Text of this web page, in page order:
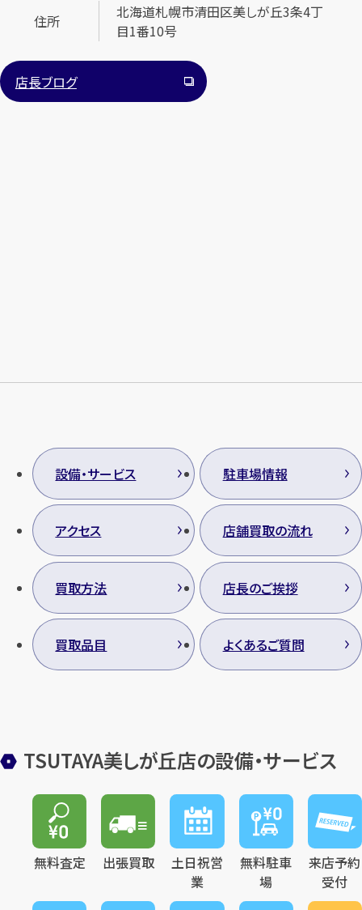
最短1分！今すぐ査定金額をお伝えいたします
住所
北海道札幌市清田区美しが丘3条4丁
目1番10号
店長ブログ
設備・サービス 駐車場情報
アクセス 店舗買取の流れ
買取方法 店長のご挨拶
買取品目 よくあるご質問
TSUTAYA美しが丘店の設備・サービス
無料査定 出張買取
土日祝営
業
無料駐車
場
来店予約
受付